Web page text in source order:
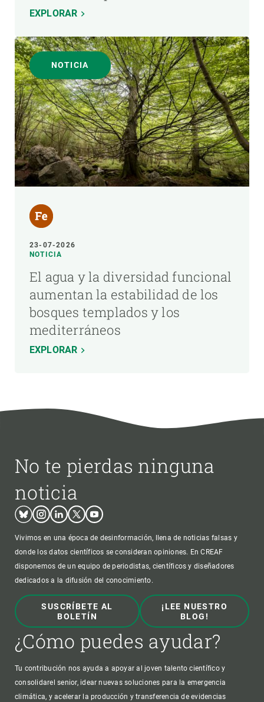
EXPLORAR
NOTICIA
23-07-2026
NOTICIA
El agua y la diversidad funcional
aumentan la estabilidad de los
bosques templados y los
mediterráneos
EXPLORAR
No te pierdas ninguna
noticia
BlueskyInstagram
LinkedinTwitterYoutube
Vivimos en una época de desinformación, llena de noticias falsas y
donde los datos científicos se consideran opiniones. En CREAF
disponemos de un equipo de periodistas, científicos y diseñadores
dedicados a la difusión del conocimiento.
SUSCRÍBETE AL
BOLETÍN
¡LEE NUESTRO
BLOG!
¿Cómo puedes ayudar?
Tu contribución nos ayuda a apoyar al joven talento científico y
consolidarel senior, idear nuevas soluciones para la emergencia
climática, y acelerar la producción y transferencia de evidencias